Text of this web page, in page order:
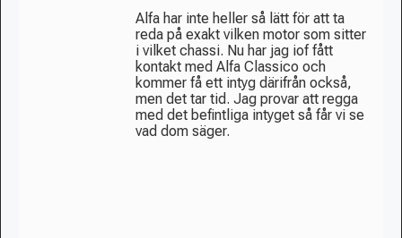
Alfa har inte heller så lätt för att ta
reda på exakt vilken motor som sitter
i vilket chassi. Nu har jag iof fått
kontakt med Alfa Classico och
kommer få ett intyg därifrån också,
men det tar tid. Jag provar att regga
med det befintliga intyget så får vi se
vad dom säger.